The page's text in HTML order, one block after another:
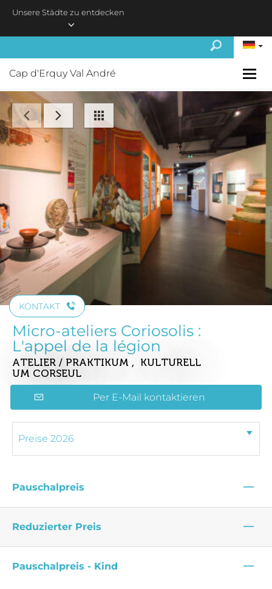
Unsere Städte zu entdecken
Cap d'Erquy Val André
KONTAKT
Micro-ateliers Coriosolis :
L'appel de la légion
ATELIER / PRAKTIKUM , KULTURELL
UM CORSEUL
Per E-Mail kontaktieren
Pauschalpreis —
Reduzierter Preis —
Pauschalpreis - Kind —